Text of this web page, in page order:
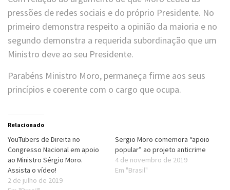
pressões de redes sociais e do próprio Presidente. No
primeiro demonstra respeito a opinião da maioria e no
segundo demonstra a requerida subordinação que um
Ministro deve ao seu Presidente.
Parabéns Ministro Moro, permaneça firme aos seus
princípios e coerente com o cargo que ocupa.
Relacionado
YouTubers de Direita no
Congresso Nacional em apoio
ao Ministro Sérgio Moro.
Assista o vídeo!
2 de julho de 2019
Sergio Moro comemora “apoio
popular” ao projeto anticrime
4 de novembro de 2019
Em "Brasil"